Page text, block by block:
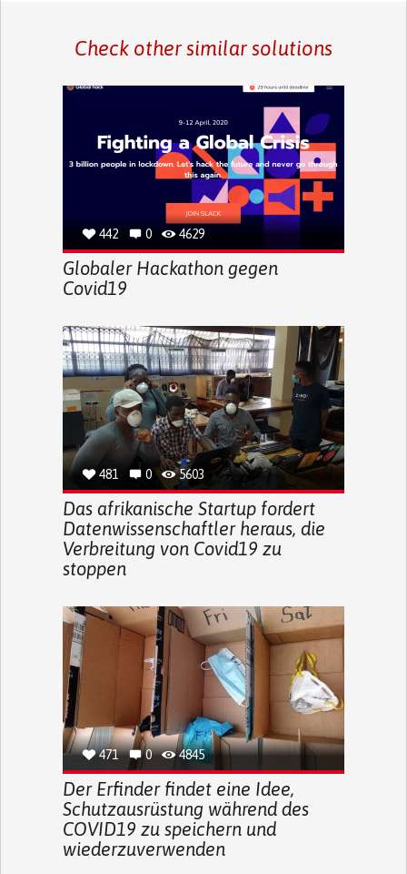
Check other similar solutions
442 0 4629
Globaler Hackathon gegen
Covid19
481 0 5603
Das afrikanische Startup fordert
Datenwissenschaftler heraus, die
Verbreitung von Covid19 zu
stoppen
471 0 4845
Der Erfinder findet eine Idee,
Schutzausrüstung während des
COVID19 zu speichern und
wiederzuverwenden